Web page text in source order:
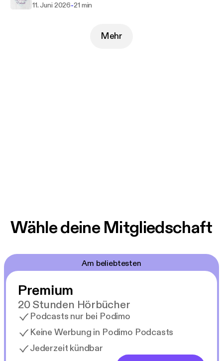
11. Juni 2026-21 min
Mehr
Wähle deine Mitgliedschaft
Am beliebtesten
Premium
20 Stunden Hörbücher
Podcasts nur bei Podimo
Keine Werbung in Podimo Podcasts
Jederzeit kündbar